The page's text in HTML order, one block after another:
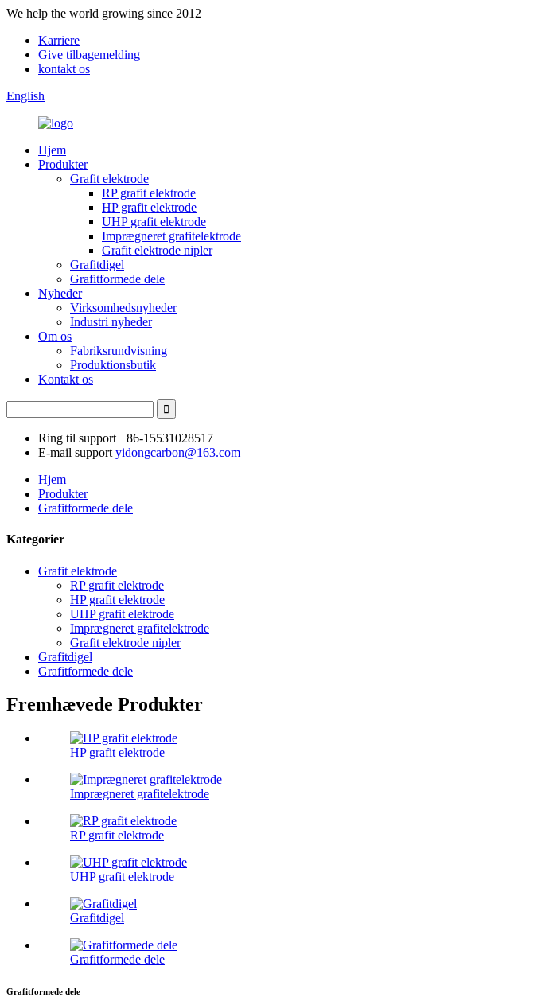
We help the world growing since 2012
Karriere
Give tilbagemelding
kontakt os
English
Hjem
Produkter
Grafit elektrode
RP grafit elektrode
HP grafit elektrode
UHP grafit elektrode
Imprægneret grafitelektrode
Grafit elektrode nipler
Grafitdigel
Grafitformede dele
Nyheder
Virksomhedsnyheder
Industri nyheder
Om os
Fabriksrundvisning
Produktionsbutik
Kontakt os
Ring til support +86-15531028517
E-mail support yidongcarbon@163.com
Hjem
Produkter
Grafitformede dele
Kategorier
Grafit elektrode
RP grafit elektrode
HP grafit elektrode
UHP grafit elektrode
Imprægneret grafitelektrode
Grafit elektrode nipler
Grafitdigel
Grafitformede dele
Fremhævede Produkter
HP grafit elektrode
Imprægneret grafitelektrode
RP grafit elektrode
UHP grafit elektrode
Grafitdigel
Grafitformede dele
Grafitformede dele